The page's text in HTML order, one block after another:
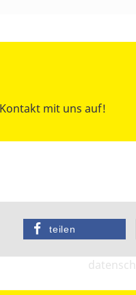
mit uns auf!
teilen